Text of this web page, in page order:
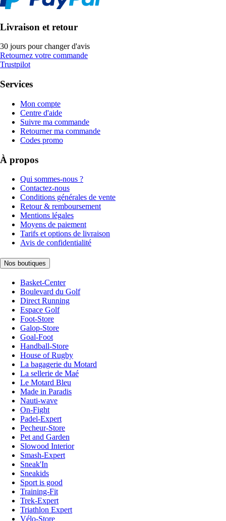
Livraison et retour
30 jours pour changer d'avis
Retournez votre commande
Trustpilot
Services
Mon compte
Centre d'aide
Suivre ma commande
Retourner ma commande
Codes promo
À propos
Qui sommes-nous ?
Contactez-nous
Conditions générales de vente
Retour & remboursement
Mentions légales
Moyens de paiement
Tarifs et options de livraison
Avis de confidentialité
Nos boutiques
Basket-Center
Boulevard du Golf
Direct Running
Espace Golf
Foot-Store
Galop-Store
Goal-Foot
Handball-Store
House of Rugby
La bagagerie du Motard
La sellerie de Maé
Le Motard Bleu
Made in Paradis
Nauti-wave
On-Fight
Padel-Expert
Pecheur-Store
Pet and Garden
Slowood Interior
Smash-Expert
Sneak'In
Sneakids
Sport is good
Training-Fit
Trek-Expert
Triathlon Expert
Vélo-Store